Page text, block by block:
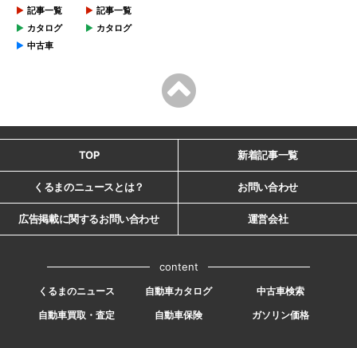
記事一覧
カタログ
中古車
記事一覧
カタログ
TOP 新着記事一覧
くるまのニュースとは？ お問い合わせ
広告掲載に関するお問い合わせ 運営会社
content
くるまのニュース 自動車カタログ
中古車検索
自動車買取・査定
自動車保険 ガソリン価格